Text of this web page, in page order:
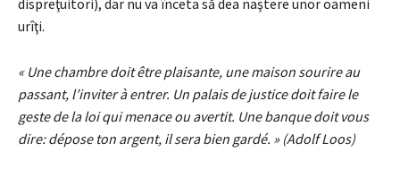
urîţi.
« Une chambre doit être plaisante, une maison sourire au
passant, l’inviter à entrer. Un palais de justice doit faire le
geste de la loi qui menace ou avertit. Une banque doit vous
dire: dépose ton argent, il sera bien gardé. » (Adolf Loos)